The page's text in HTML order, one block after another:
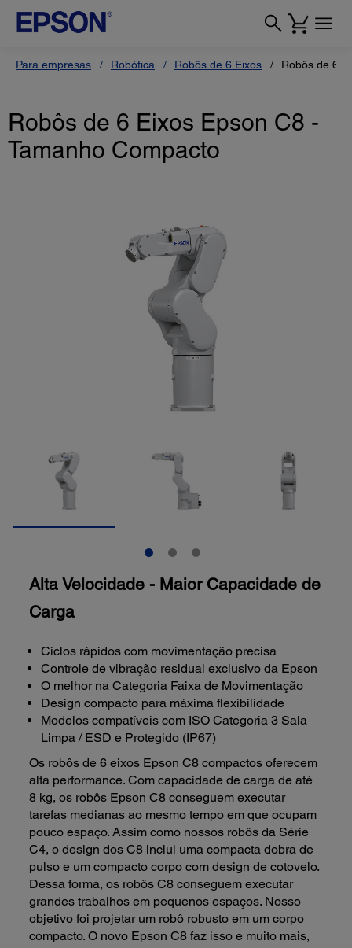
Para empresas Robótica Robôs de 6 Eixos Robôs de 6
Robôs de 6 Eixos Epson C8 -
Tamanho Compacto
Alta Velocidade - Maior Capacidade de
Carga
Ciclos rápidos com movimentação precisa
Controle de vibração residual exclusivo da Epson
O melhor na Categoria Faixa de Movimentação
Design compacto para máxima flexibilidade
Modelos compatíveis com ISO Categoria 3 Sala
Limpa / ESD e Protegido (IP67)
Os robôs de 6 eixos Epson C8 compactos oferecem
alta performance. Com capacidade de carga de até
8 kg, os robôs Epson C8 conseguem executar
tarefas medianas ao mesmo tempo em que ocupam
pouco espaço. Assim como nossos robôs da Série
C4, o design dos C8 inclui uma compacta dobra de
pulso e um compacto corpo com design de cotovelo.
Dessa forma, os robôs C8 conseguem executar
grandes trabalhos em pequenos espaços. Nosso
objetivo foi projetar um robô robusto em um corpo
compacto. O novo Epson C8 faz isso e muito mais,